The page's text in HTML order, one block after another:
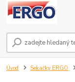
Úvod Sekačky ERGO